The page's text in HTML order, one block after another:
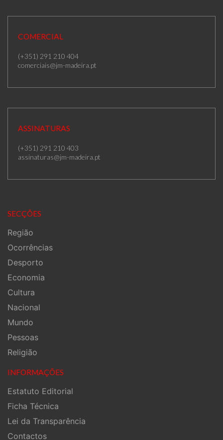
COMERCIAL
(+351) 291 210 404
comerciais@jm-madeira.pt
ASSINATURAS
(+351) 291 210 403
assinaturas@jm-madeira.pt
SECÇÕES
Região
Ocorrências
Desporto
Economia
Cultura
Nacional
Mundo
Pessoas
Religião
INFORMAÇÕES
Estatuto Editorial
Ficha Técnica
Lei da Transparência
Contactos